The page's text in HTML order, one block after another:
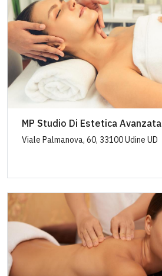
MP Studio Di Estetica Avanzata
Viale Palmanova, 60, 33100 Udine UD